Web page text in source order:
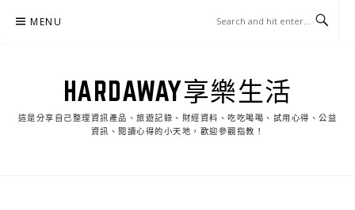
MENU
HARDAWAY享樂生活
這是分享自己整理資訊產品、旅遊記錄、財經資料、吃吃喝喝、試用心得、公益
資訊、閱讀心得的小天地，歡迎參觀指教！